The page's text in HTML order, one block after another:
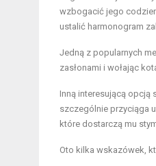
wzbogacić jego
ustalić harmonogram
Jedną z popularnych
zasłonami i wołając
Inną interesującą opcją
szczególnie przyciąga
które dostarczą mu
Oto kilka wskazówek,